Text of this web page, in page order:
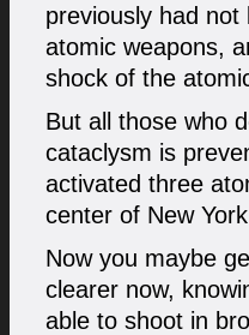
previously had
atomic weapons,
shock of the
But all those who
cataclysm is
activated three
center of New
Now you maybe
clearer now,
able to shoot in